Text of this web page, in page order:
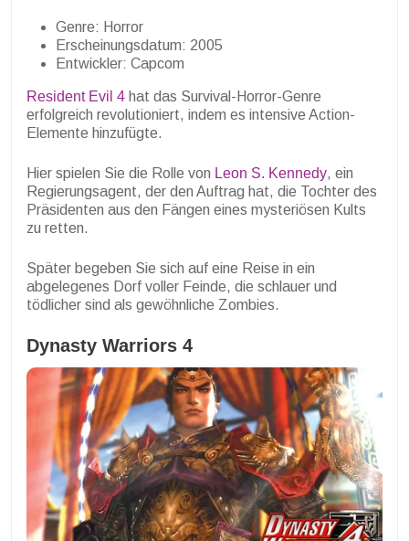
Genre: Horror
Erscheinungsdatum: 2005
Entwickler: Capcom
Resident Evil 4 hat das Survival-Horror-Genre
erfolgreich revolutioniert, indem es intensive Action-
Elemente hinzufügte.
Hier spielen Sie die Rolle von Leon S. Kennedy, ein
Regierungsagent, der den Auftrag hat, die Tochter des
Präsidenten aus den Fängen eines mysteriösen Kults
zu retten.
Später begeben Sie sich auf eine Reise in ein
abgelegenes Dorf voller Feinde, die schlauer und
tödlicher sind als gewöhnliche Zombies.
Dynasty Warriors 4